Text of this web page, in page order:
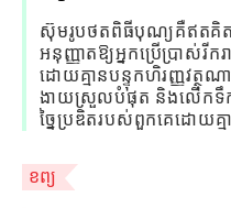
ស៊ុមរូបថតពិធីបុណ្យគឺឥតគិតថ្
អនុញ្ញាតឱ្យអ្នកប្រើប្រា
ដោយគ្មានបន្ទុកហិរញ្ញវត្ថុ
ងាយស្រួលបំផុត និងលើកទឹកចិ
ច្នៃប្រឌិតរបស់ពួកគេដោយគ្
ខព្យ